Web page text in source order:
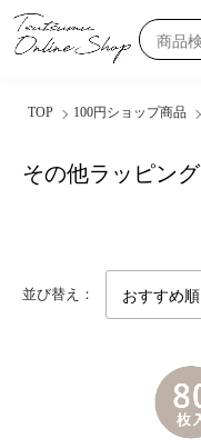
TOP 100円ショップ商品
その他ラッピング
並び替え：